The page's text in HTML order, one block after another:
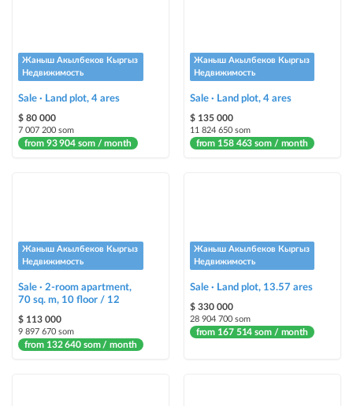
ad placement on @house_kg Instagram account and on Telegram channel
+ paid promotion on Instagram
Highlight with color
highlighting an ad in a different color among other ads
Stickers
Bright stickers with options will make your property stand out from the rest
and help sell it faster
Жаныш Акылбеков Кыргыз
Недвижимость
Sale · Land plot, 4 ares
$ 80 000
7 007 200 som
from 93 904 som / month
Жаныш Акылбеков Кыргыз
Недвижимость
Sale · Land plot, 4 ares
$ 135 000
11 824 650 som
from 158 463 som / month
Жаныш Акылбеков Кыргыз
Недвижимость
Sale · 2-room apartment,
70 sq. m, 10 floor / 12
$ 113 000
9 897 670 som
from 132 640 som / month
Жаныш Акылбеков Кыргыз
Недвижимость
Sale · Land plot, 13.57 ares
$ 330 000
28 904 700 som
from 167 514 som / month